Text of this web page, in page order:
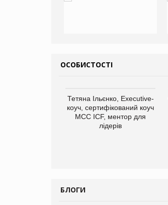
ОСОБИСТОСТІ
Тетяна Ільєнко, Executive-
коуч, сертифікований коуч
МСС ICF, ментор для
лідерів
БЛОГИ